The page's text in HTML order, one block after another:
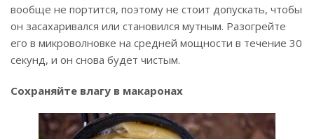
вообще не портится, поэтому не стоит допускать, чтобы
он засахаривался или становился мутным. Разогрейте
его в микроволновке на средней мощности в течение 30
секунд, и он снова будет чистым.
Сохраняйте влагу в макаронах